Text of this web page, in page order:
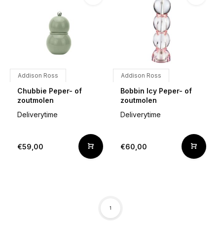
Addison Ross
Chubbie Peper- of
zoutmolen
Deliverytime
€59,00
Addison Ross
Bobbin Icy Peper- of
zoutmolen
Deliverytime
€60,00
1